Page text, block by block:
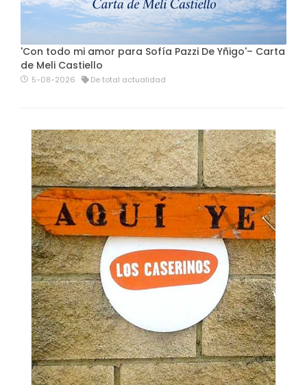
'Con todo mi amor para Sofía Pazzi De Yñigo'– Carta
de Meli Castiello
5-08-2026 De total actualidad